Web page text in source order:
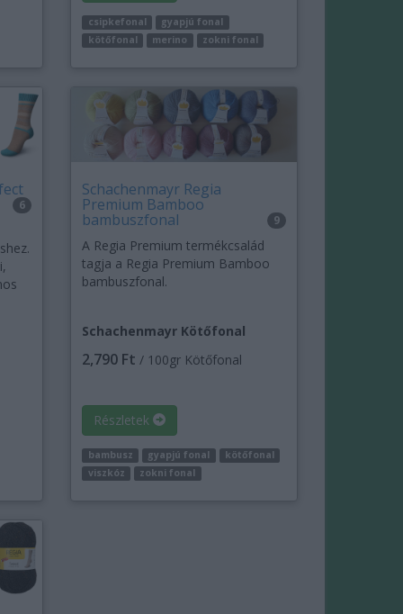
csipkefonal
gyapjú fonal
kötőfonal
merino zokni fonal
6
Schachenmayr Regia
Premium Bamboo
bambuszfonal 9
A Regia Premium termékcsalád
tagja a Regia Premium Bamboo
bambuszfonal.
Schachenmayr Kötőfonal
2,790 Ft / 100gr Kötőfonal
Részletek
bambusz gyapjú fonal
kötőfonal
viszkóz
zokni fonal